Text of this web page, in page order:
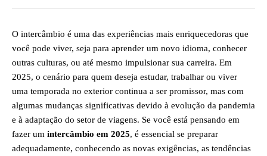
O intercâmbio é uma das experiências mais enriquecedoras que
você pode viver, seja para aprender um novo idioma, conhecer
outras culturas, ou até mesmo impulsionar sua carreira. Em
2025, o cenário para quem deseja estudar, trabalhar ou viver
uma temporada no exterior continua a ser promissor, mas com
algumas mudanças significativas devido à evolução da pandemia
e à adaptação do setor de viagens. Se você está pensando em
fazer um intercâmbio em 2025, é essencial se preparar
adequadamente, conhecendo as novas exigências, as tendências